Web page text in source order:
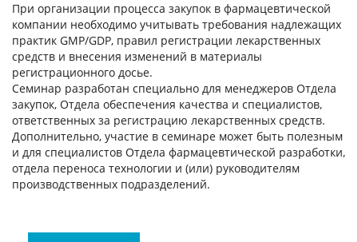
При организации процесса закупок в фармацевтической
компании необходимо учитывать требования надлежащих
практик GMP/GDP, правил регистрации лекарственных
средств и внесения изменений в материалы
регистрационного досье.
Семинар разработан специально для менеджеров Отдела
закупок, Отдела обеспечения качества и специалистов,
ответственных за регистрацию лекарственных средств.
Дополнительно, участие в семинаре может быть полезным
и для специалистов Отдела фармацевтической разработки,
отдела переноса технологии и (или) руководителям
производственных подразделений.